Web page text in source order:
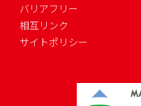
バリアフリー
相互リンク
サイトポリシー